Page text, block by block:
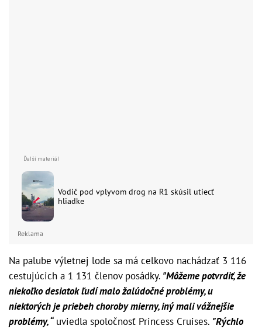
Vodič pod vplyvom drog na R1 skúsil utiecť
hliadke
Reklama
Na palube výletnej lode sa má celkovo nachádzať 3 116
cestujúcich a 1 131 členov posádky. "Môžeme potvrdiť, že
niekoľko desiatok ľudí malo žalúdočné problémy, u
niektorých je priebeh choroby mierny, iný mali vážnejšie
problémy, “uviedla spoločnosť Princess Cruises. "Rýchlo